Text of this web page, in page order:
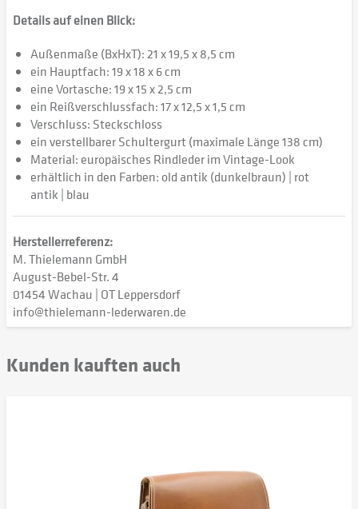
Details auf einen Blick:
Außenmaße (BxHxT): 21 x 19,5 x 8,5 cm
ein Hauptfach: 19 x 18 x 6 cm
eine Vortasche: 19 x 15 x 2,5 cm
ein Reißverschlussfach: 17 x 12,5 x 1,5 cm
Verschluss: Steckschloss
ein verstellbarer Schultergurt (maximale Länge 138 cm)
Material: europäisches Rindleder im Vintage-Look
erhältlich in den Farben: old antik (dunkelbraun) | rot
antik | blau
Herstellerreferenz:
M. Thielemann GmbH
August-Bebel-Str. 4
01454 Wachau | OT Leppersdorf
info@thielemann-lederwaren.de
Kunden kauften auch